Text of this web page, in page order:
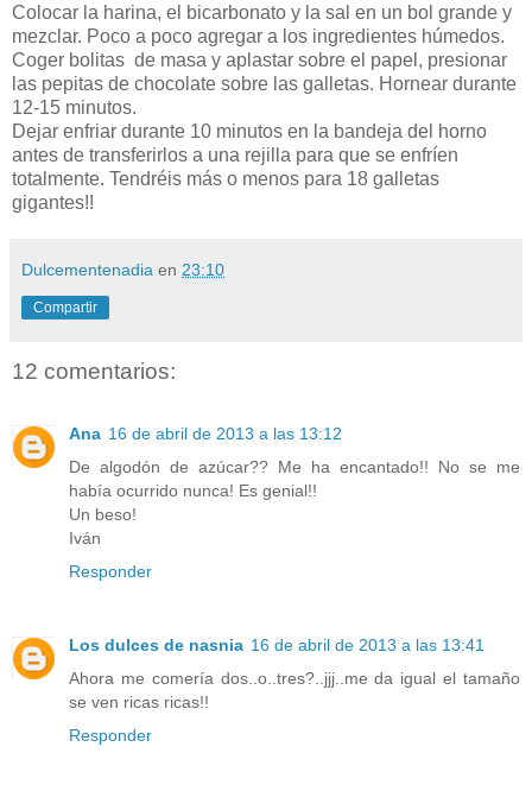
Colocar la harina, el bicarbonato y la sal en un bol grande y
mezclar. Poco a poco agregar a los ingredientes húmedos.
Coger bolitas de masa y aplastar sobre el papel, presionar
las pepitas de chocolate sobre las galletas. Hornear durante
12-15 minutos.
Dejar enfriar durante 10 minutos en la bandeja del horno
antes de transferirlos a una rejilla para que se enfríen
totalmente. Tendréis más o menos para 18 galletas
gigantes!!
Dulcementenadia en 23:10
Compartir
12 comentarios:
Ana 16 de abril de 2013 a las 13:12
De algodón de azúcar?? Me ha encantado!! No se me
había ocurrido nunca! Es genial!!
Un beso!
Iván
Responder
Los dulces de nasnia 16 de abril de 2013 a las 13:41
Ahora me comería dos..o..tres?..jjj..me da igual el tamaño
se ven ricas ricas!!
Responder